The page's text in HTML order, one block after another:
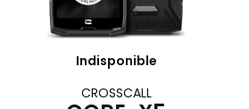
Indisponible
CROSSCALL